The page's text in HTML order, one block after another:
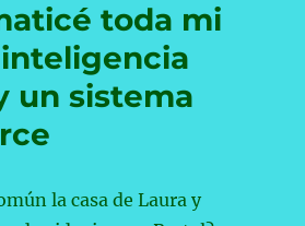
toda mi
un sistema
la casa de Laura y